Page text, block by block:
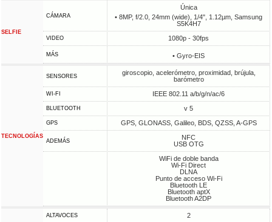
SELFIE
CÁMARA
Única
• 8MP, f/2.0, 24mm (wide), 1/4", 1.12µm, Samsung
S5K4H7
VIDEO 1080p - 30fps
MÁS • Gyro-EIS
TECNOLOGÍAS
SENSORES
giroscopio, acelerómetro, proximidad, brújula,
barómetro
WI-FI IEEE 802.11 a/b/g/n/ac/6
BLUETOOTH v 5
GPS GPS, GLONASS, Galileo, BDS, QZSS, A-GPS
ADEMÁS
NFC
USB OTG
WiFi de doble banda
Wi-Fi Direct
DLNA
Punto de acceso Wi-Fi
Bluetooth LE
Bluetooth aptX
Bluetooth A2DP
ALTAVOCES 2